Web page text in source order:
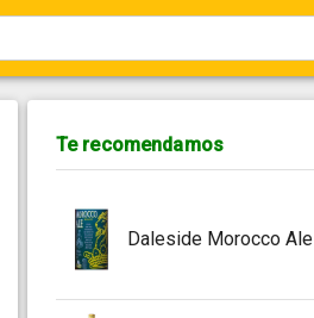
Te recomendamos
Daleside Morocco Ale